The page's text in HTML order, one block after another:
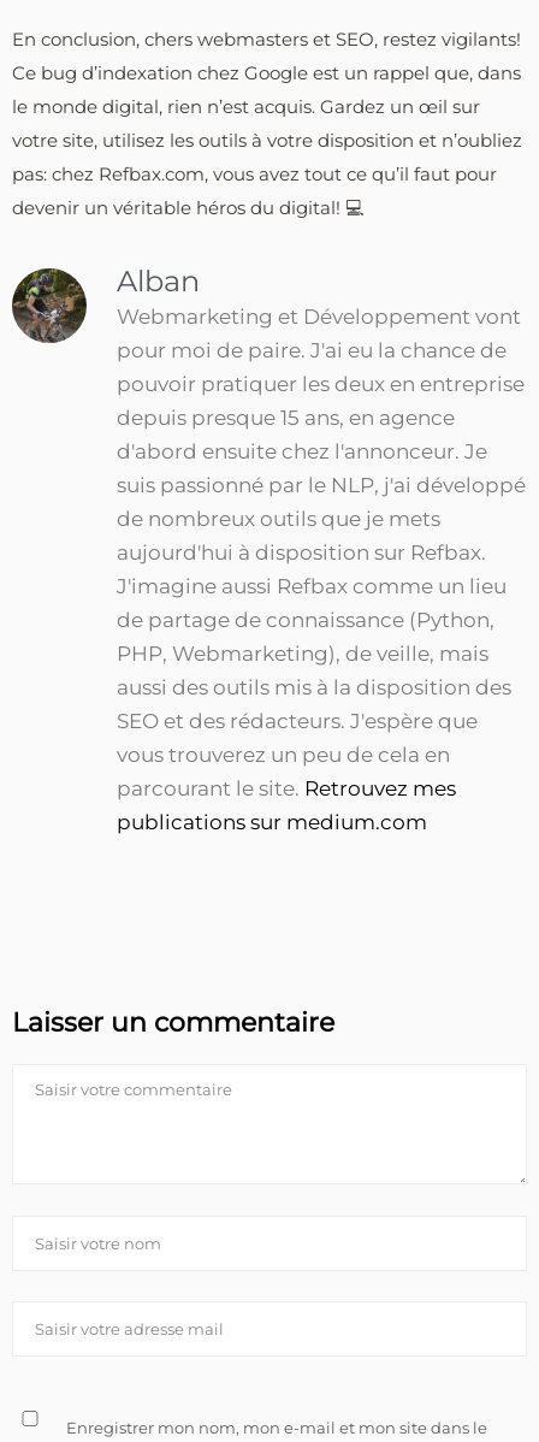
En conclusion, chers webmasters et SEO, restez vigilants!
Ce bug d’indexation chez Google est un rappel que, dans
le monde digital, rien n’est acquis. Gardez un œil sur
votre site, utilisez les outils à votre disposition et n’oubliez
pas: chez Refbax.com, vous avez tout ce qu’il faut pour
devenir un véritable héros du digital! 💻
Alban
Webmarketing et Développement vont
pour moi de paire. J'ai eu la chance de
pouvoir pratiquer les deux en entreprise
depuis presque 15 ans, en agence
d'abord ensuite chez l'annonceur. Je
suis passionné par le NLP, j'ai développé
de nombreux outils que je mets
aujourd'hui à disposition sur Refbax.
J'imagine aussi Refbax comme un lieu
de partage de connaissance (Python,
PHP, Webmarketing), de veille, mais
aussi des outils mis à la disposition des
SEO et des rédacteurs. J'espère que
vous trouverez un peu de cela en
parcourant le site. Retrouvez mes
publications sur medium.com
Laisser un commentaire
Enregistrer mon nom, mon e-mail et mon site dans le